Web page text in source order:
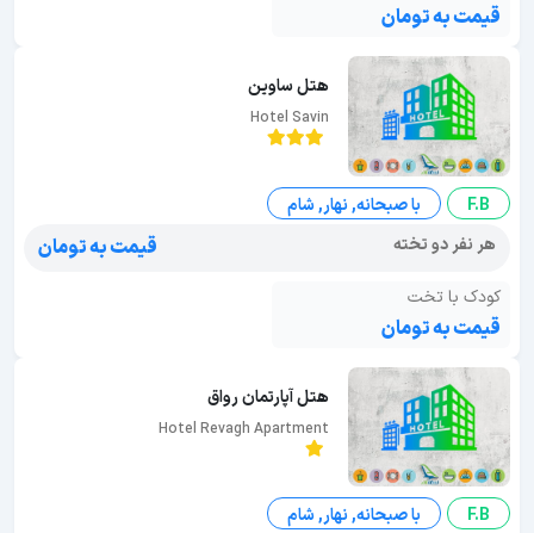
قیمت به تومان
هتل ساوین
Hotel Savin
F.B
با صبحانه, نهار, شام
هر نفر دو تخته
قیمت به تومان
کودک با تخت
قیمت به تومان
هتل آپارتمان رواق
Hotel Revagh Apartment
F.B
با صبحانه, نهار, شام